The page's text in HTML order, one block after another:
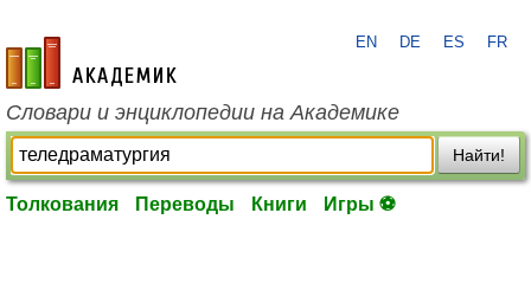
academic.ru
EN DE ES FR
Словари и энциклопедии на Академике
Найти!
Толкования Переводы Книги Игры ⚽